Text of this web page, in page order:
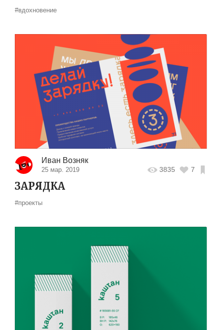
#вдохновение
Иван Возняк
25 мар. 2019 3835 7
ЗАРЯДКА
#проекты